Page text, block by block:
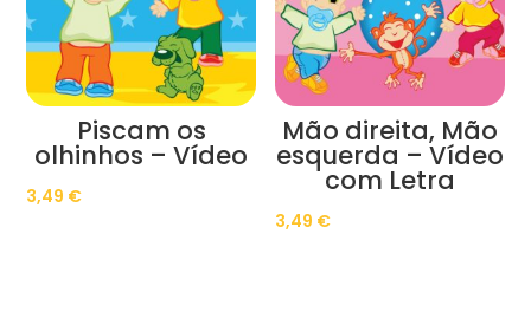
Piscam os
olhinhos – Vídeo
3,49 €
Mão direita, Mão
esquerda – Vídeo
com Letra
3,49 €